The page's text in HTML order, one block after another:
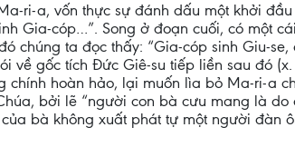
ri-a, vốn thực sự đánh dấu một khởi đầu
Gia-cóp…”. Song ở đoạn cuối, có một
chúng ta đọc thấy: “Gia-cóp sinh Giu-
gốc tích Đức Giê-su tiếp liền sau đó (x.
chính hoàn hảo, lại muốn lìa bỏ Ma-ri-a
bởi lẽ “người con bà cưu mang là do
bà không xuất phát tự một người đàn